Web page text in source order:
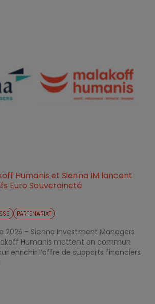
Humanis et Sienna IM lancent
Euro Souveraineté
PARTENARIAT
2025 – Sienna Investment Managers
Humanis mettent en commun
enrichir l’offre de supports financiers